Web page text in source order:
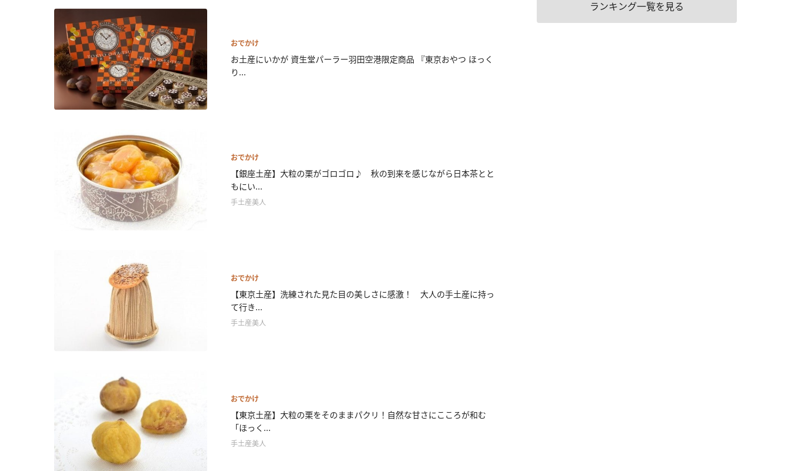
おでかけ
お土産にいかが 資生堂パーラー羽田空港限定商品 『東京おやつ ほっく
り...
おでかけ
【銀座土産】大粒の栗がゴロゴロ♪ 秋の到来を感じながら日本茶とと
もにい...
手土産美人
おでかけ
【東京土産】洗練された見た目の美しさに感激！ 大人の手土産に持っ
て行き...
手土産美人
おでかけ
【東京土産】大粒の栗をそのままパクリ！自然な甘さにこころが和む
「ほっく...
手土産美人
ランキング一覧を見る